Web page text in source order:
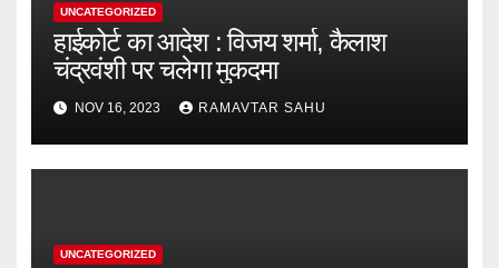
UNCATEGORIZED
हाईकोर्ट का आदेश : विजय शर्मा, कैलाश
चंद्रवंशी पर चलेगा मुकदमा
NOV 16, 2023 RAMAVTAR SAHU
UNCATEGORIZED